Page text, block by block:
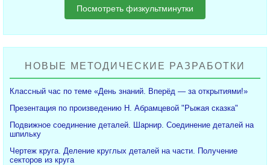
Посмотреть физкультминутки
НОВЫЕ МЕТОДИЧЕСКИЕ РАЗРАБОТКИ
Классный час по теме «День знаний. Вперёд — за открытиями!»
Презентация по произведению Н. Абрамцевой "Рыжая сказка"
Подвижное соединение деталей. Шарнир. Соединение деталей на
шпильку
Чертеж круга. Деление круглых деталей на части. Получение
секторов из круга